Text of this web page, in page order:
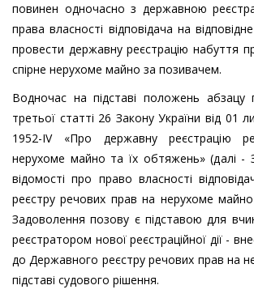
повинен одночасно з державною
права власності відповідача на
провести державну реєстрацію набуття
спірне нерухоме майно за позивачем.
Водночас на підставі положень абзацу
третьої статті 26 Закону України від 01
1952-IV «Про державну реєстрацію
нерухоме майно та їх обтяжень» (далі
відомості про право власності
реєстру речових прав на нерухоме
Задоволення позову є підставою для
реєстратором нової реєстраційної дії -
до Державного реєстру речових прав на
підставі судового рішення.